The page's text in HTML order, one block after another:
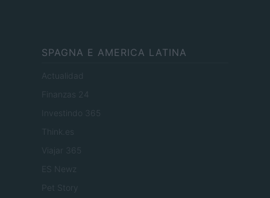
SPAGNA E AMERICA LATINA
Actualidad
Finanzas 24
Investindo 365
Think.es
Viajar 365
ES Newz
Pet Story